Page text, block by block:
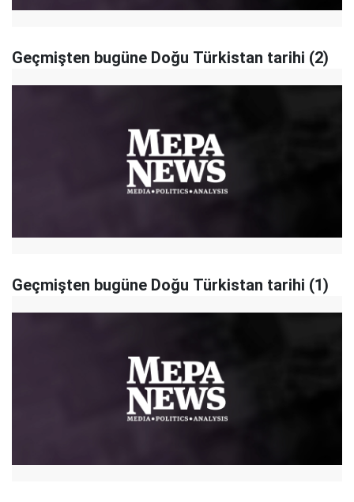
Geçmişten bugüne Doğu Türkistan tarihi (2)
Geçmişten bugüne Doğu Türkistan tarihi (1)